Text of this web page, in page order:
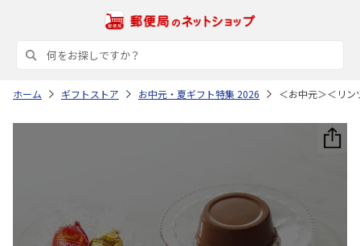
ホーム ギフトストア お中元・夏ギフト特集 2026 ＜お中元＞＜リ